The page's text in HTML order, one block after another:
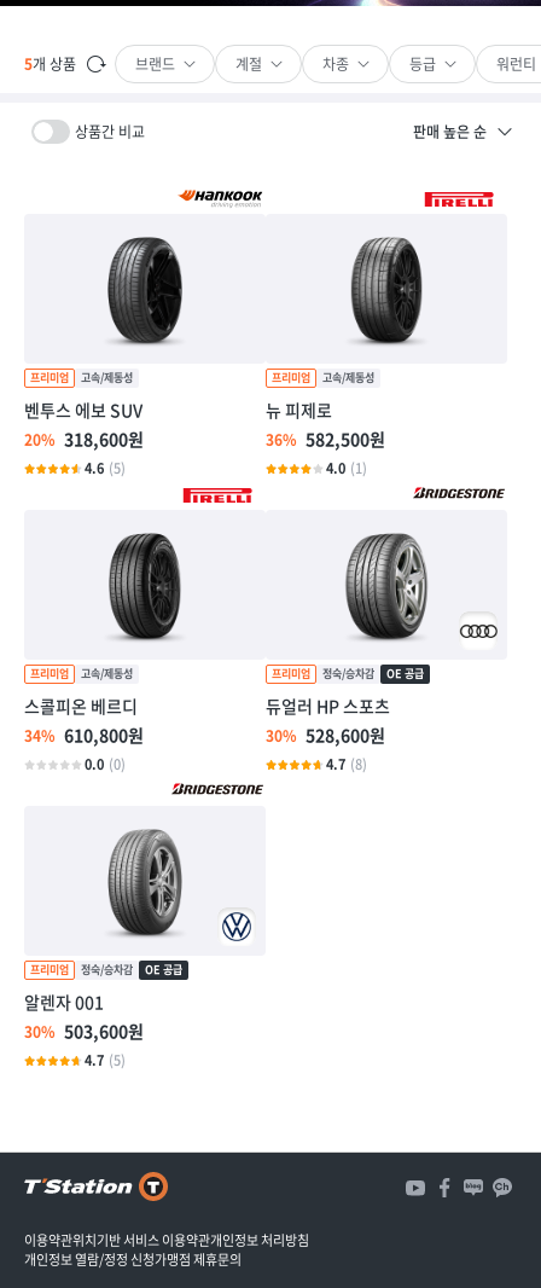
5개 상품 브랜드 계절 차종 등급 워런티
상품간 비교
벤투스 에보 SUV
20% 318,600원
4.6 (5)
뉴 피제로
36% 582,500원
4.0 (1)
스콜피온 베르디
34% 610,800원
0.0 (0)
듀얼러 HP 스포츠
30% 528,600원
4.7 (8)
알렌자 001
30% 503,600원
4.7 (5)
이용약관위치기반 서비스 이용약관개인정보 처리방침
개인정보 열람/정정 신청가맹점 제휴문의